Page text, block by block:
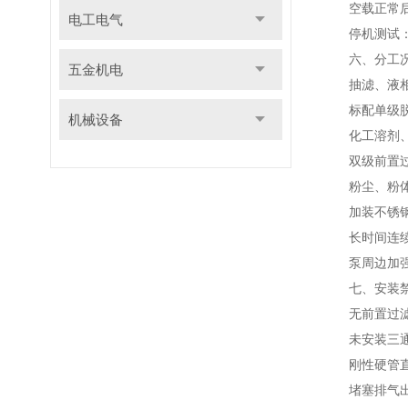
电工电气
五金机电
机械设备
空载正常后
停机测试：
六、分工况
抽滤、液相
标配单级脱
化工溶剂、
双级前置过
粉尘、粉
加装不锈钢
长时间连
泵周边加强
七、安装
无前置过滤
未安装三通
刚性硬管直
堵塞排气出